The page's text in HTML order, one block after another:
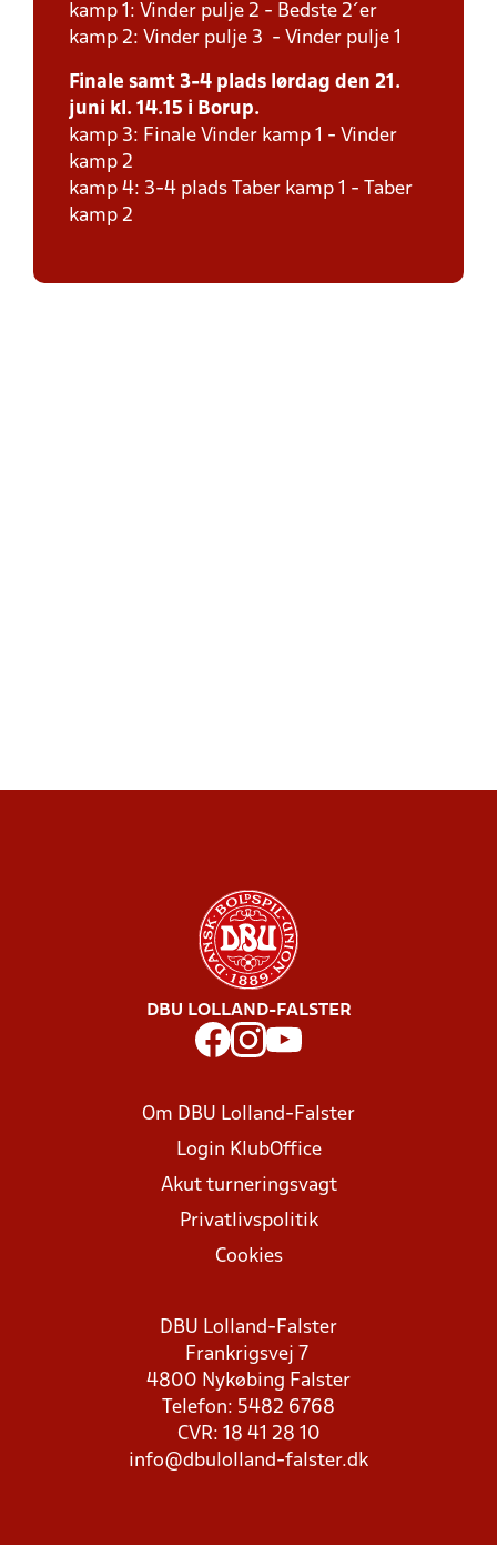
kamp 1: Vinder pulje 2 - Bedste 2´er
kamp 2: Vinder pulje 3 - Vinder pulje 1
Finale samt 3-4 plads lørdag den 21.
juni kl. 14.15 i Borup.
kamp 3: Finale Vinder kamp 1 - Vinder
kamp 2
kamp 4: 3-4 plads Taber kamp 1 - Taber
kamp 2
DBU LOLLAND-FALSTER
Om DBU Lolland-Falster
Login KlubOffice
Akut turneringsvagt
Privatlivspolitik
Cookies
DBU Lolland-Falster
Frankrigsvej 7
4800 Nykøbing Falster
Telefon: 5482 6768
CVR: 18 41 28 10
info@dbulolland-falster.dk